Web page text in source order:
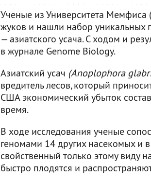
Ученые из Университета
жуков и нашли набор уникальных
— азиатского усача. С ходом и
в журнале Genome Biology.
Азиатский усач (Anoplophora
вредитель лесов, который
США экономический убыток
время.
В ходе исследования ученые
геномами 14 других насекомых и
свойственный только этому виду
быстро плодятся и